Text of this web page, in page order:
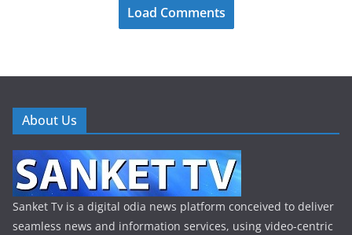
Load Comments
About Us
Sanket Tv is a digital odia news platform conceived to deliver
seamless news and information services, using video-centric